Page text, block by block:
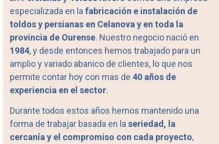
especializada en lafabricación e instalación de
toldos y persianas en Celanova y en toda la
provincia de Ourense. Nuestro negocio nació en
1984, y desde entonces hemos trabajado para un
amplio y variado abanico de clientes, lo que nos
permite contar hoy con mas de 40 años de
experiencia en el sector.
Durante todos estos años hemos mantenido una
forma de trabajar basada en la seriedad, la
cercanía y el compromiso con cada proyecto,